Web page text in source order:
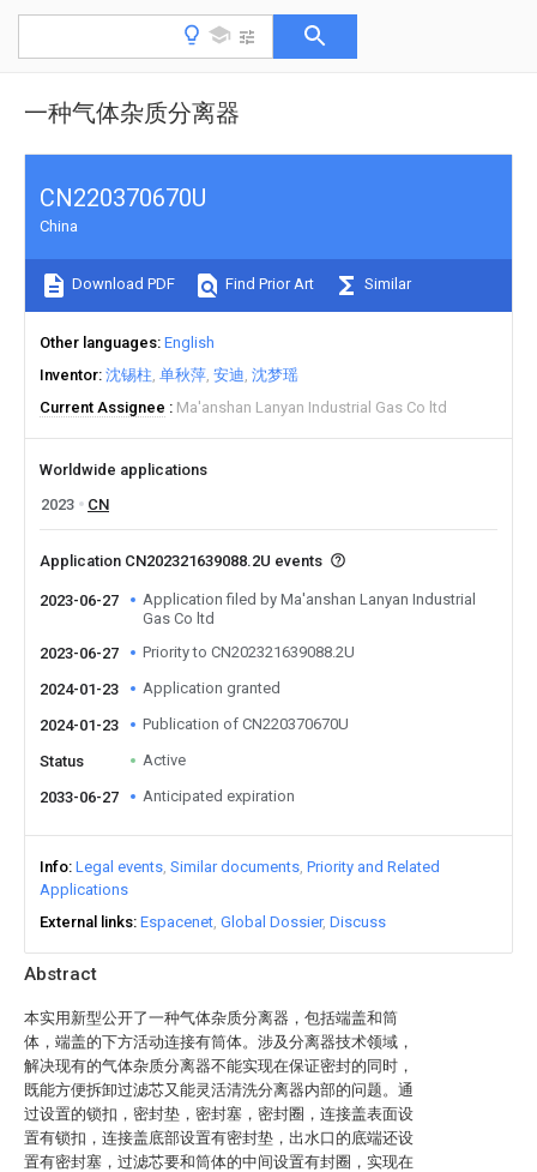
一种气体杂质分离器
Abstract
本实用新型公开了一种气体杂质分离器，包括端盖和筒
体，端盖的下方活动连接有筒体。涉及分离器技术领域，
解决现有的气体杂质分离器不能实现在保证密封的同时，
既能方便拆卸过滤芯又能灵活清洗分离器内部的问题。通
过设置的锁扣，密封垫，密封塞，密封圈，连接盖表面设
置有锁扣，连接盖底部设置有密封垫，出水口的底端还设
置有密封塞，过滤芯要和筒体的中间设置有封圈，实现在
CN220370670U
China
Download PDF Find Prior Art Similar
Other languages English
Inventor 沈锡柱 单秋萍 安迪 沈梦瑶
Current Assignee
Ma'anshan Lanyan Industrial Gas Co ltd
Worldwide applications
2023
CN
Application CN202321639088.2U events
2023-06-27
Application filed by Ma'anshan Lanyan Industrial
Gas Co ltd
2023-06-27
Priority to CN202321639088.2U
2024-01-23 Application granted
2024-01-23 Publication of CN220370670U
Status Active
2033-06-27 Anticipated expiration
Info Legal events Similar documents Priority and Related
Applications
External links Espacenet Global Dossier Discuss